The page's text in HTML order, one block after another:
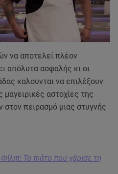
να αποτελεί πλέον
απόλυτα ασφαλής κι οι
καλούνται να επιλέξουν
μαγειρικές αστοχίες της
πειρασμό μιας στυγνής
Το πιάτο που χάρισε τη